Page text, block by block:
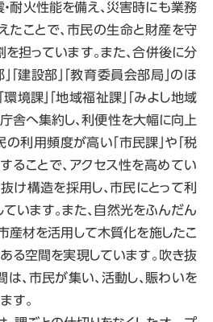
耐火性能を備え、災害時にも業務
たことで、市民の生命と財産を守
担っています。また、合併後に分
「建設部」「教育委員会部局」のほ
境課」「地域福祉課」「みよし地域
舎へ集約し、利便性を大幅に向上
の利用頻度が高い「市民課」や「税
ることで、アクセス性を高めてい
け構造を採用し、市民にとって利
います。また、自然光をふんだん
産材を活用して木質化を施したこ
る空間を実現しています。吹き抜
、市民が集い、活動し、賑わいを
す。